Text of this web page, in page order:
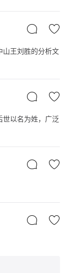
山王刘胜的分析文
世以名为姓，广泛